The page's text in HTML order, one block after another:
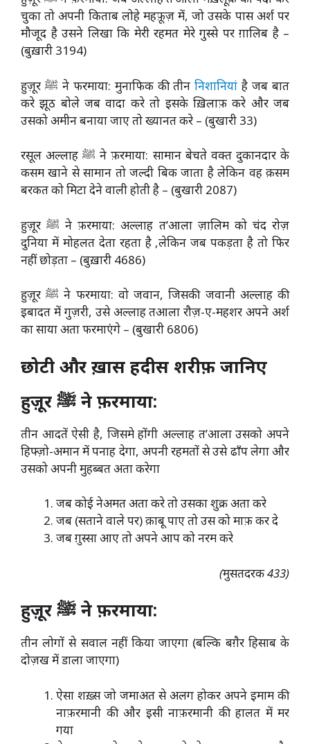
चुका तो अपनी किताब लोहे महफ़ूज़ में, जो उसके पास अर्श पर
मौजूद है उसने लिखा कि मेरी रहमत मेरे गुस्से पर ग़ालिब है –
(बुख़ारी 3194)
हुज़ूर ﷺ ने फरमाया: मुनाफिक की तीननिशानियां है जब बात
करे झूठ बोले जब वादा करे तो इसके ख़िलाफ़ करे और जब
उसको अमीन बनाया जाए तो ख्यानत करे – (बुखारी 33)
रसूल अल्लाह ﷺ ने फ़रमाया: सामान बेचते वक्त दुकानदार के
कसम खाने से सामान तो जल्दी बिक जाता है लेकिन वह क़सम
बरकत को मिटा देने वाली होती है – (बुखारी 2087)
हुज़ूर ﷺ ने फ़रमाया: अल्लाह त’आला ज़ालिम को चंद रोज़
दुनिया में मोहलत देता रहता है ,लेकिन जब पकड़ता है तो फिर
नहीं छोड़ता – (बुख़ारी 4686)
हुज़ूर ﷺ ने फरमाया: वो जवान, जिसकी जवानी अल्लाह की
इबादत में गुज़री, उसे अल्लाह तआला रौज़-ए-महशर अपने अर्श
का साया अता फरमाएंगे – (बुखारी 6806)
छोटी और ख़ास हदीस शरीफ़ जानिए
हुज़ूर ﷺ ने फ़रमाया:
तीन आदतें ऐसी है, जिसमे होंगी अल्लाह त’आला उसको अपने
हिफ्ज़ो-अमान में पनाह देगा, अपनी रहमतों से उसे ढाँप लेगा और
उसको अपनी मुहब्बत अता करेगा
जब कोई नेअमत अता करे तो उसका शुक्र अता करे
जब (सताने वाले पर) क़ाबू पाए तो उस को माफ़ कर दे
जब ग़ुस्सा आए तो अपने आप को नरम करे
(मुसतदरक 433)
हुज़ूर ﷺ ने फ़रमाया:
तीन लोगों से सवाल नहीं किया जाएगा (बल्कि बग़ैर हिसाब के
दोज़ख में डाला जाएगा)
ऐसा शख़्स जो जमाअत से अलग होकर अपने इमाम की
नाफ़रमानी की और इसी नाफ़रमानी की हालत में मर
गया